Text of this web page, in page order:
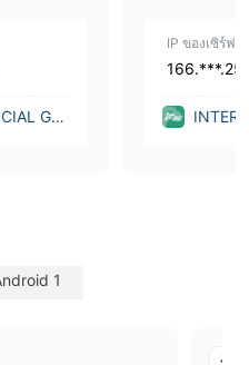
GR
IP ของเซิร์ฟเ
166.***.25
1